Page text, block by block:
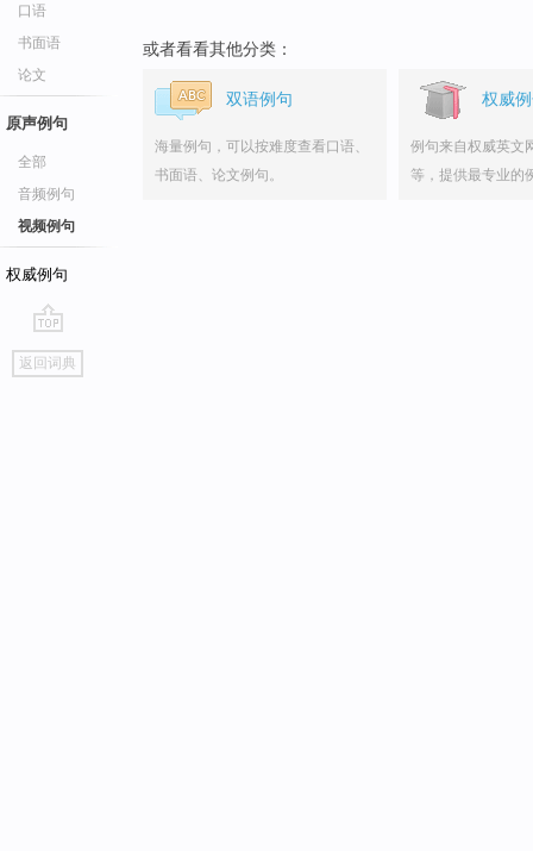
口语
书面语
论文
原声例句
全部
音频例句
视频例句
权威例句
go
top
返回词典
或者看看其他分类：
双语例句
海量例句，可以按难度查看口语、
书面语、论文例句。
权威
例句来自权威英文
等，提供最专业的